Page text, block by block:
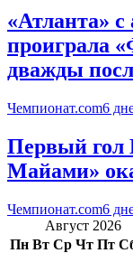
«Атланта»
проиграла
дважды
Чемпионат.com6
Первый гол
Майами»
Чемпионат.com6
Август 2026
Пн Вт Ср Чт Пт